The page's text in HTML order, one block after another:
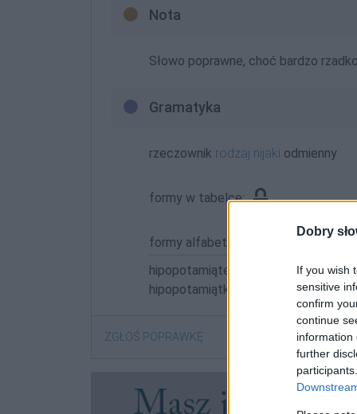
Dobry
If you wish
sensitive
confirm
continue
information
further
Nota
Słowo poprawne, choć bardzo
Gramatyka
rzeczownik rodzaj nijaki odmienny
formy w tabelce:
formy alfabetycznie:
hipopotamiątek; hipopotamiątka;
hipopotamiątko; hipopotamiątkom;
ZGŁOŚ POPRAWKĘ